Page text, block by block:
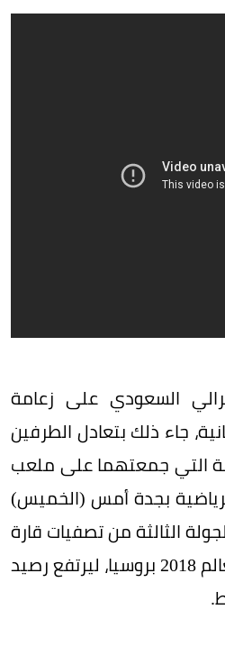
السعودي على زعامة
جاء ذلك بتعادل الطرفين
التي جمعتهما على ملعب
بجدة أمس (الخميس)
الثالثة من تصفيات قارة
آسيا المؤهلة لكأس العالم 2018 بروسيا، ليرتفع رصيد